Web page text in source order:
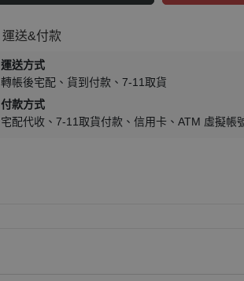
運送&付款
運送方式
轉帳後宅配
貨到付款
7-11取貨
付款方式
宅配代收
7-11取貨付款 信用卡 ATM 虛擬帳